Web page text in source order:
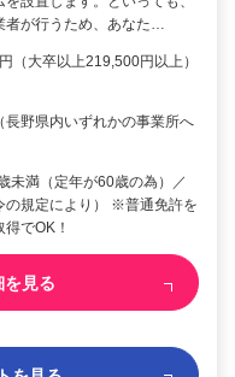
者が行うため、あなた…
（大卒以上219,500円以上）
野県内いずれかの事業所へ
未満（定年が60歳の為）／
規定により） ※普通免許を
でOK！
を見る